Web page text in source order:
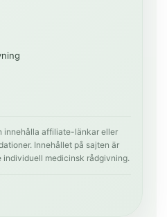
innehålla affiliate-länkar eller
Innehållet på sajten är
medicinsk rådgivning.